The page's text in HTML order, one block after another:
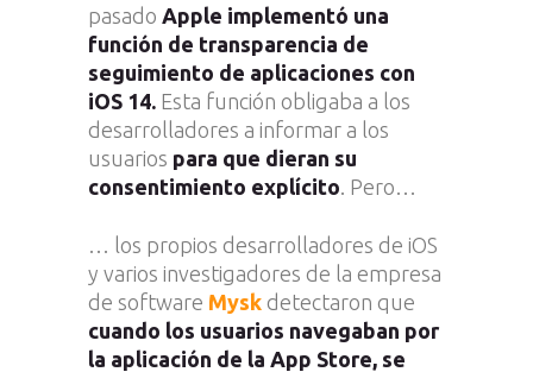
pasado Apple implementó una
función de transparencia de
seguimiento de aplicaciones con
iOS 14. Esta función obligaba a los
desarrolladores a informar a los
usuarios para que dieran su
consentimiento explícito . Pero…
… los propios desarrolladores de iOS
y varios investigadores de la empresa
de software Mysk detectaron que
cuando los usuarios navegaban por
la aplicación de la App Store, se